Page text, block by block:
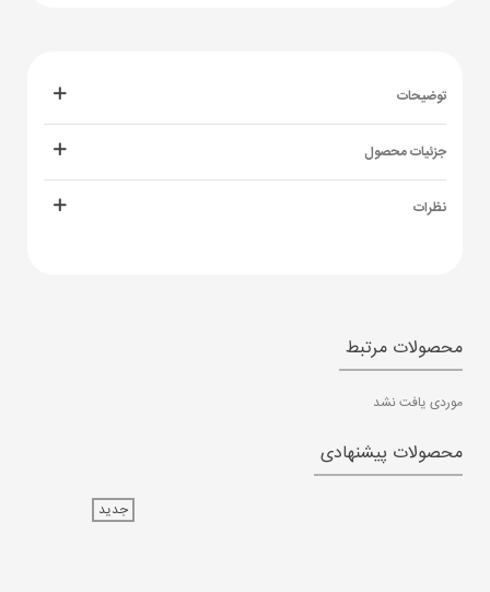
توضیحات
جزئیات محصول
نظرات
محصولات مرتبط
موردی یافت نشد
محصولات پیشنهادی
جدید